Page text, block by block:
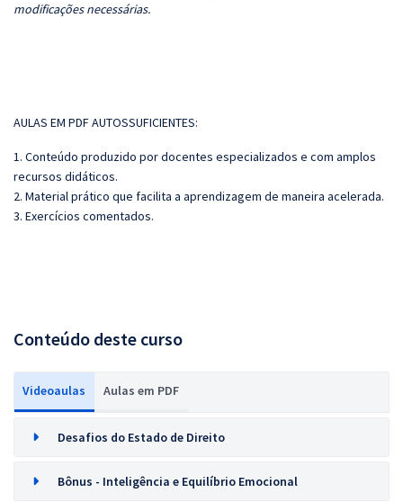
modificações necessárias.
AULAS EM PDF AUTOSSUFICIENTES:
1. Conteúdo produzido por docentes especializados e com amplos
recursos didáticos.
2. Material prático que facilita a aprendizagem de maneira acelerada.
3. Exercícios comentados.
Conteúdo deste curso
Videoaulas Aulas em PDF
Desafios do Estado de Direito
Bônus - Inteligência e Equilíbrio Emocional